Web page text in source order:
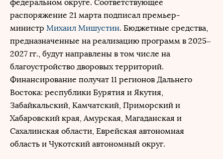
федеральном округе. Соответствующее
распоряжение 21 марта подписал премьер-
министр Михаил Мишустин. Бюджетные средства,
предназначенные на реализацию программ в 2025–
2027 гг., будут направлены в том числе на
благоустройство дворовых территорий.
Финансирование получат 11 регионов Дальнего
Востока: республики Бурятия и Якутия,
Забайкальский, Камчатский, Приморский и
Хабаровский края, Амурская, Магаданская и
Сахалинская области, Еврейская автономная
область и Чукотский автономный округ.